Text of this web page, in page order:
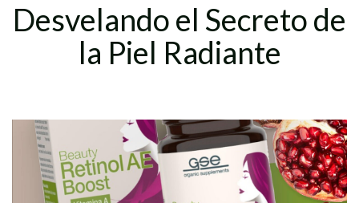
Desvelando el Secreto de
la Piel Radiante